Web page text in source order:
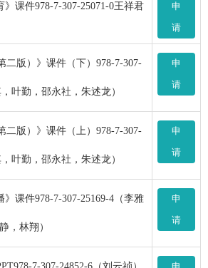
》课件978-7-307-25071-0王祥君
申
请
二版）》课件（下）978-7-307-
叶勤，邵永社，朱述龙）
申
请
二版）》课件（上）978-7-307-
叶勤，邵永社，朱述龙）
申
请
》课件978-7-307-25169-4（李雅
静，林翔）
申
请